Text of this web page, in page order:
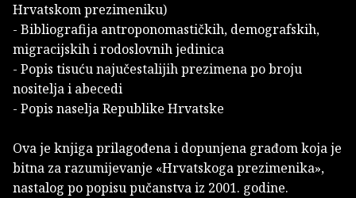
Hrvatskom prezimeniku)
- Bibliografija antroponomastičkih, demografskih,
migracijskih i rodoslovnih jedinica
- Popis tisuću najučestalijih prezimena po broju
nositelja i abecedi
- Popis naselja Republike Hrvatske
Ova je knjiga prilagođena i dopunjena građom koja je
bitna za razumijevanje «Hrvatskoga prezimenika»,
nastalog po popisu pučanstva iz 2001. godine.